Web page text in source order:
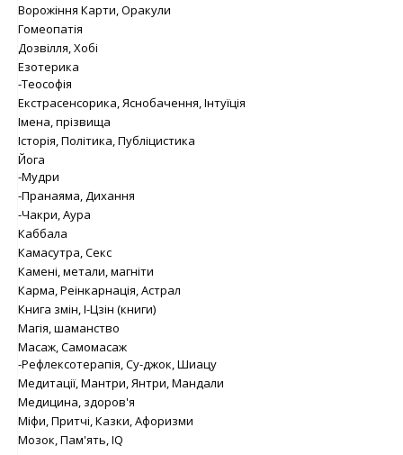
Ворожіння Карти, Оракули
Гомеопатія
Дозвілля, Хобі
Езотерика
-Теософія
Екстрасенсорика, Яснобачення, Інтуїція
Імена, прізвища
Історія, Політика, Публіцистика
Йога
-Мудри
-Пранаяма, Дихання
-Чакри, Аура
Каббала
Камасутра, Секс
Камені, метали, магніти
Карма, Реінкарнація, Астрал
Книга змін, І-Цзін (книги)
Магія, шаманство
Масаж, Самомасаж
-Рефлексотерапія, Су-джок, Шиацу
Медитації, Мантри, Янтри, Мандали
Медицина, здоров'я
Міфи, Притчі, Казки, Афоризми
Мозок, Пам'ять, IQ